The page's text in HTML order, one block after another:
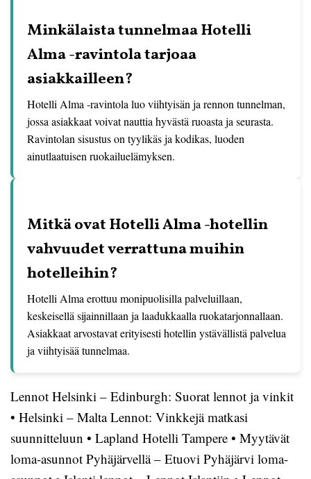
Minkälaista tunnelmaa Hotelli
Alma -ravintola tarjoaa
asiakkailleen?
Hotelli Alma -ravintola luo viihtyisän ja rennon tunnelman,
jossa asiakkaat voivat nauttia hyvästä ruoasta ja seurasta.
Ravintolan sisustus on tyylikäs ja kodikas, luoden
ainutlaatuisen ruokailuelämyksen.
Mitkä ovat Hotelli Alma -hotellin
vahvuudet verrattuna muihin
hotelleihin?
Hotelli Alma erottuu monipuolisilla palveluillaan,
keskeisellä sijainnillaan ja laadukkaalla ruokatarjonnallaan.
Asiakkaat arvostavat erityisesti hotellin ystävällistä palvelua
ja viihtyisää tunnelmaa.
Lennot Helsinki – Edinburgh: Suorat lennot ja vinkit
• Helsinki – Malta Lennot: Vinkkejä matkasi
suunnitteluun • Lapland Hotelli Tampere • Myytävät
loma-asunnot Pyhäjärvellä – Etuovi Pyhäjärvi loma-